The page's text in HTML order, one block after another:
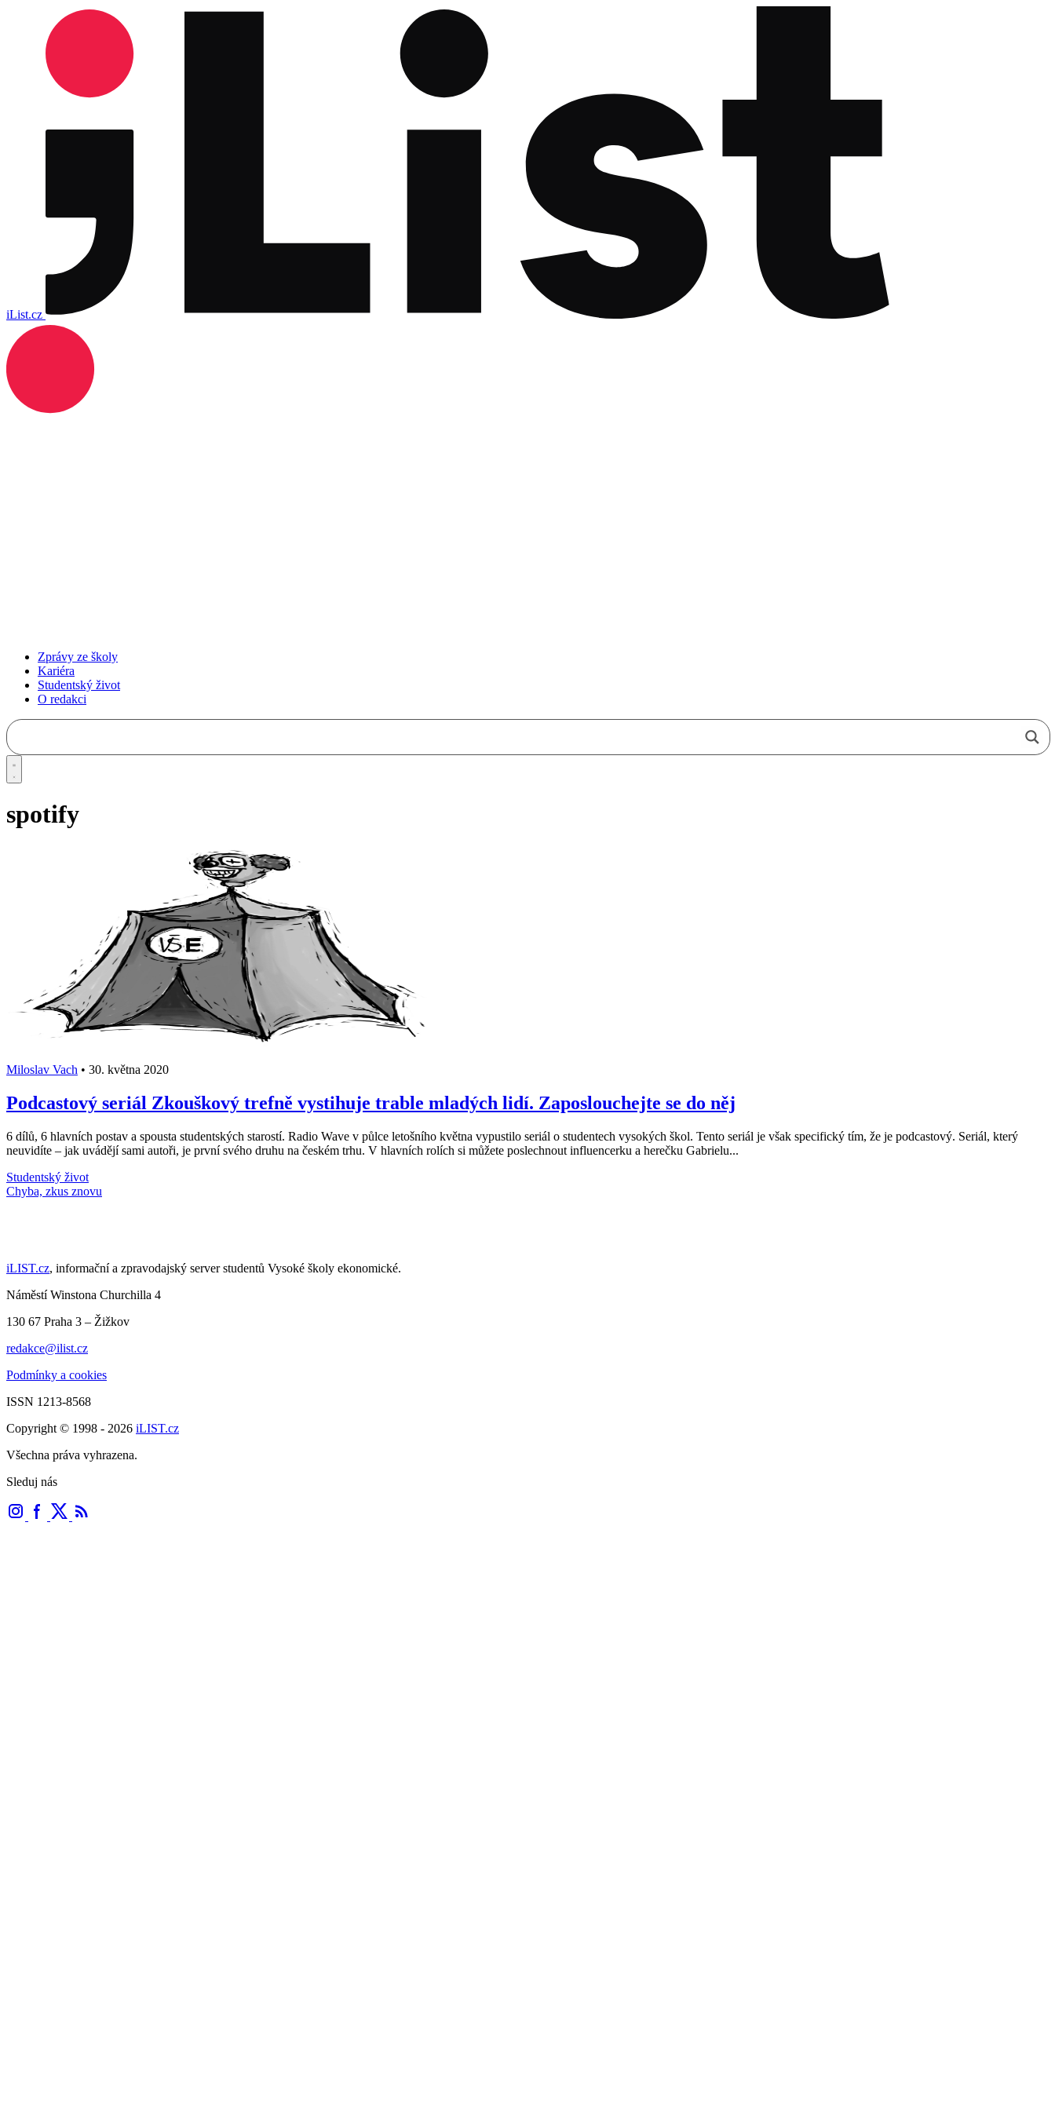
iList.cz
Zprávy ze školy
Kariéra
Studentský život
O redakci
spotify
Miloslav Vach • 30. května 2020
Podcastový seriál Zkouškový trefně vystihuje trable mladých lidí. Zaposlouchejte se do něj
6 dílů, 6 hlavních postav a spousta studentských starostí. Radio Wave v půlce letošního května vypustilo seriál o studentech vysokých škol. Tento seriál je však specifický tím, že je podcastový. Seriál, který
neuvidíte – jak uvádějí sami autoři, je první svého druhu na českém trhu. V hlavních rolích si můžete poslechnout influencerku a herečku Gabrielu...
Studentský život
Načti další články
iLIST.cz, informační a zpravodajský server studentů Vysoké školy ekonomické.
Náměstí Winstona Churchilla 4
130 67 Praha 3 – Žižkov
redakce@ilist.cz
Podmínky a cookies
ISSN 1213-8568
Copyright © 1998 - 2026 iLIST.cz
Všechna práva vyhrazena.
Sleduj nás